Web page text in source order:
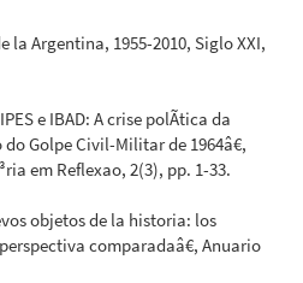
la Argentina, 1955-2010, Siglo XXI,
e IBAD: A crise polÃ­tica da
Golpe Civil-Militar de 1964â€,
em Reflexao, 2(3), pp. 1-33.
objetos de la historia: los
comparadaâ€, Anuario